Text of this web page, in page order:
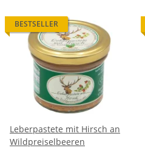
BESTSELLER
Leberpastete mit Hirsch an
Wildpreiselbeeren